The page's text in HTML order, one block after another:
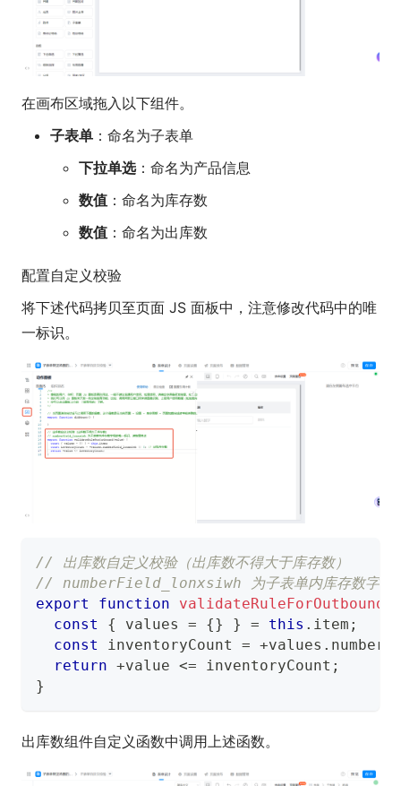
在画布区域拖入以下组件。
子表单 ：命名为子表单
下拉单选：命名为产品信息
数值 ：命名为库存数
数值 ：命名为出库数
配置自定义校验
将下述代码拷贝至页面 JS 面板中，注意修改代码中的唯
一标识。
// 出库数自定义校验（出库数不得大于库存数）
// numberField_lonxsiwh 为子表单内库存数字段的
export
function validateRuleForOutbound
const
{ values = {} } = this . item ;
const
inventoryCount = +values .
return +value <= inventoryCount ;
}
出库数组件自定义函数中调用上述函数。